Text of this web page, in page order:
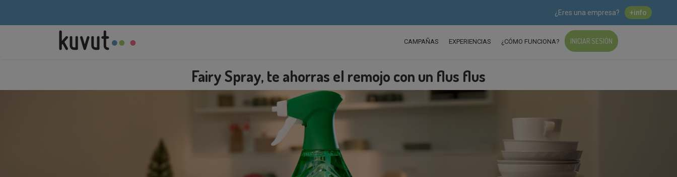
¿Eres una empresa? +info
CAMPAÑAS EXPERIENCIAS ¿CÓMO FUNCIONA? INICIAR SESIÓN
Fairy Spray, te ahorras el remojo con un flus flus